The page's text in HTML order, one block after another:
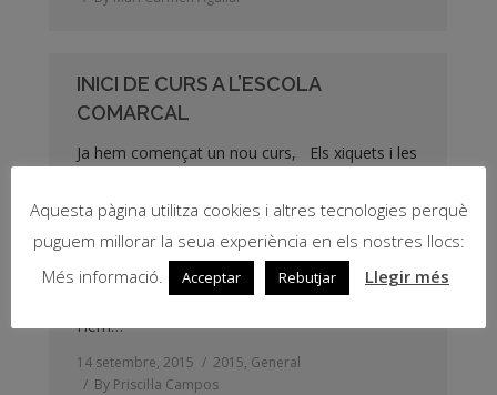
INICI DE CURS A L’ESCOLA
COMARCAL
Ja hem començat un nou curs, Els xiquets i les
nou alumnat fen un passeig per lescola,
descobrint nous amagatalls i fent nous amics i
amigues, a més, per a celebrar linici de curs ens
hem reunit al pati per a ballar tots junts.
Hem…
14 setembre, 2015 2015, General
By Priscil·la Campos
Aquesta pàgina utilitza cookies i altres tecnologies perquè
puguem millorar la seua experiència en els nostres llocs:
Més informació.
Acceptar Rebutjar Llegir més